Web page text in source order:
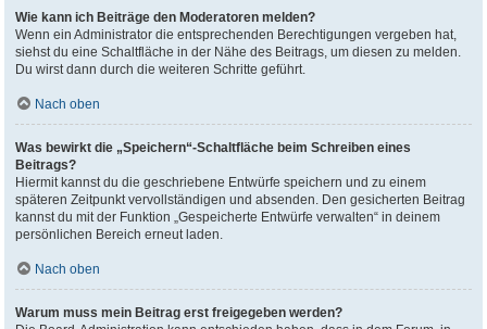
Wie kann ich Beiträge den Moderatoren melden?
Wenn ein Administrator die entsprechenden Berechtigungen vergeben hat,
siehst du eine Schaltfläche in der Nähe des Beitrags, um diesen zu melden.
Du wirst dann durch die weiteren Schritte geführt.
Nach oben
Was bewirkt die „Speichern“-Schaltfläche beim Schreiben eines
Beitrags?
Hiermit kannst du die geschriebene Entwürfe speichern und zu einem
späteren Zeitpunkt vervollständigen und absenden. Den gesicherten Beitrag
kannst du mit der Funktion „Gespeicherte Entwürfe verwalten“ in deinem
persönlichen Bereich erneut laden.
Nach oben
Warum muss mein Beitrag erst freigegeben werden?